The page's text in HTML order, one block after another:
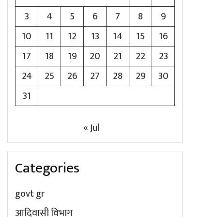
3
4 5 6 7 8
9
10
11 12 13 14 15
16
17
18 19 20 21 22
23
24
25 26 27 28 29
30
31
« Jul
Categories
govt gr
आदिवासी विभाग